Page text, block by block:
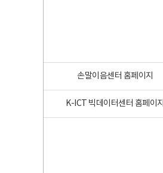
손말이음센터 홈페이지
K-ICT 빅데이터센터 홈페이지